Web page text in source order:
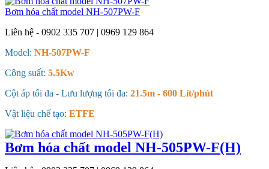
Bơm hóa chất model NH-507PW-F
Liên hệ - 0902 335 707 | 0969 129 864
Model: NH-507PW-F
Công suất: 5.5Kw
Cột áp tối đa - Lưu lượng tối đa: 21.5m - 600 Lít/phút
Vật liệu chế tạo: ETFE
Bơm hóa chất model NH-505PW-F(H)